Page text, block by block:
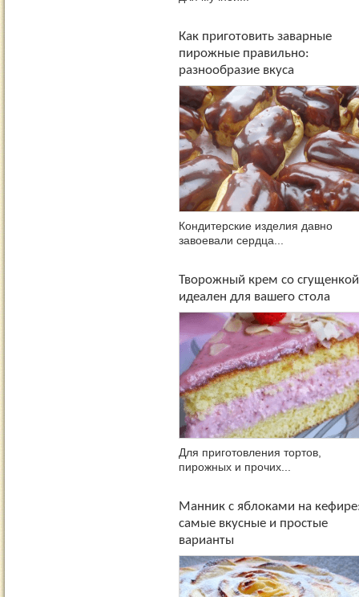
Как приготовить заварные
пирожные правильно:
разнообразие вкуса
Кондитерские изделия давно
завоевали сердца...
Творожный крем со
идеален для вашего стола
Для приготовления тортов,
пирожных и прочих...
Манник с яблоками на
самые вкусные и простые
варианты